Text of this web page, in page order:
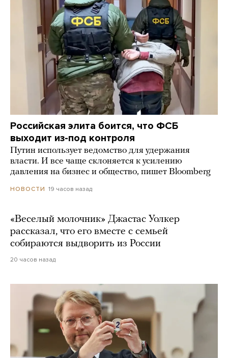
Российская элита боится, что ФСБ
выходит из-под контроля
Путин использует ведомство для удержания
власти. И все чаще склоняется к усилению
давления на бизнес и общество, пишет Bloomberg
НОВОСТИ 19 часов назад
«Веселый молочник» Джастас Уолкер
рассказал, что его вместе с семьей
собираются выдворить из России
20 часов назад